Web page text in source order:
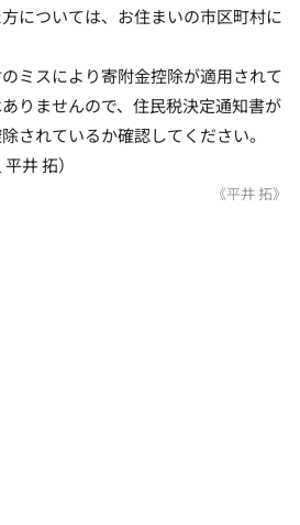
については、お住まいの市区町村に
ミスにより寄附金控除が適用されて
りませんので、住民税決定通知書が
されているか確認してください。
井 拓）
《平井 拓》